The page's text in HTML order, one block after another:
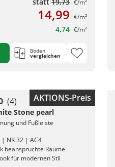
€/m²
14,99 €/m²
4,74 €/m²
Boden
vergleichen
AKTIONS-Preis
(4)
Stone pearl
und Fußleiste
| NK 32 | AC4
beanspruchte Räume
für modernen Stil